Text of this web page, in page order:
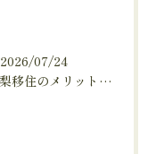
2026/07/24
山梨移住のメリットを住宅と自然の視点から解説し気候や工務店選びも分かる充実ガイド